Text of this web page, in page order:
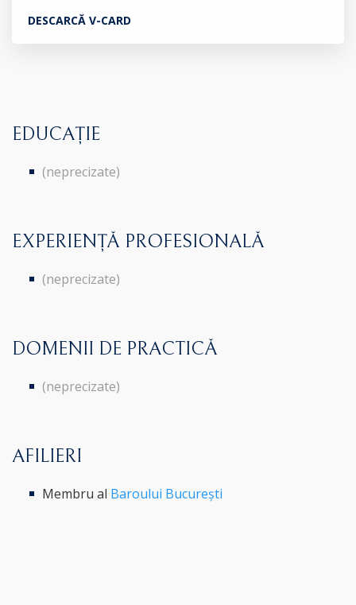
DESCARCĂ V-CARD
EDUCAȚIE
(neprecizate)
EXPERIENȚĂ PROFESIONALĂ
(neprecizate)
DOMENII DE PRACTICĂ
(neprecizate)
AFILIERI
Membru al Baroului București